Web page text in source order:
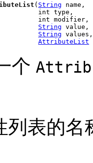
( String name,
int type,
int modifier,
String value,
String values,
AttributeList
个
列表的名